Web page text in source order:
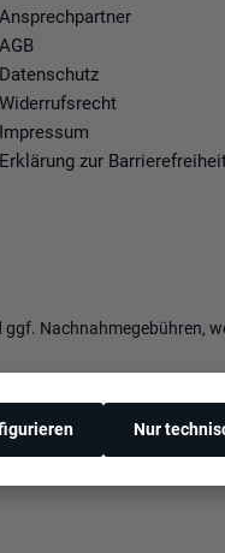
Ansprechpartner
AGB
Datenschutz
Widerrufsrecht
Impressum
Erklärung zur
ggf. Nachnahmegebühren,
Nur